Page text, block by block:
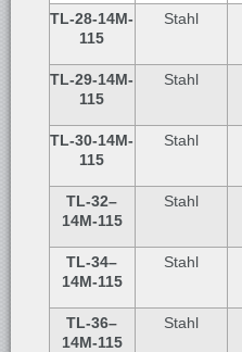
TL-28-14M-
115
Stahl
TL-29-14M-
115
Stahl
TL-30-14M-
115
Stahl
TL-32–
14M-115
Stahl
TL-34–
14M-115
Stahl
TL-36–
14M-115
Stahl